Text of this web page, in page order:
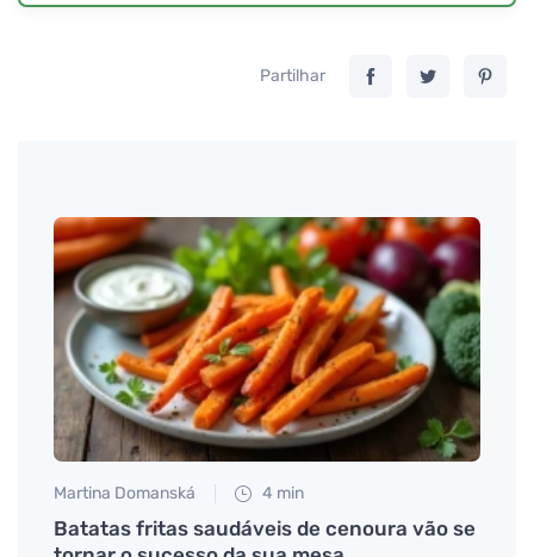
Partilhar
Martina Domanská 4 min
Batatas fritas saudáveis de cenoura vão se